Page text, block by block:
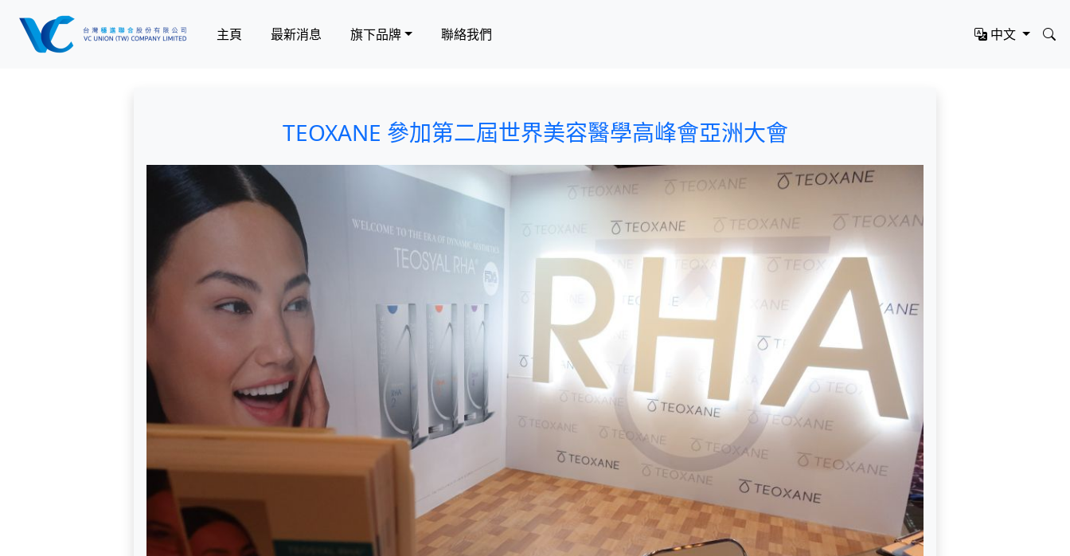
主頁 最新消息 旗下品牌 聯絡我們 中文
TEOXANE 參加第二屆世界美容醫學高峰會亞洲大會